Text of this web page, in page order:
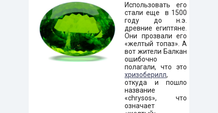
Использовать его
стали еще в 1500
году до н.э.
древние египтяне.
Они прозвали его
«желтый топаз». А
вот жители Балкан
ошибочно
полагали, что это
хризоберилл,
откуда и пошло
название
«chrysos», что
означает